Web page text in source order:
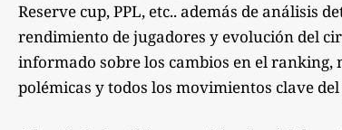
Reserve cup, PPL, etc.. además de análisis
rendimiento de jugadores y evolución del
informado sobre los cambios en el ranking,
polémicas y todos los movimientos clave